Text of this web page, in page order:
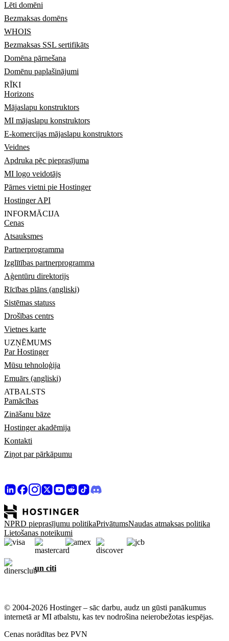
Lēti domēni
Bezmaksas domēns
WHOIS
Bezmaksas SSL sertifikāts
Domēna pārnešana
Domēnu paplašinājumi
RĪKI
Horizons
Mājaslapu konstruktors
MI mājaslapu konstruktors
E-komercijas mājaslapu konstruktors
Veidnes
Apdruka pēc pieprasījuma
MI logo veidotājs
Pārnes vietni pie Hostinger
Hostinger API
INFORMĀCIJA
Cenas
Atsauksmes
Partnerprogramma
Izglītības partnerprogramma
Aģentūru direktorijs
Rīcības plāns (angliski)
Sistēmas statuss
Drošības centrs
Vietnes karte
UZŅĒMUMS
Par Hostinger
Mūsu tehnoloģija
Emuārs (angliski)
ATBALSTS
Pamācības
Zināšanu bāze
Hostinger akadēmija
Kontakti
Ziņot par pārkāpumu
NPRD pieprasījumu politikaPrivātumsNaudas atmaksas politika
Lietošanas noteikumi
un citi
© 2004-2026 Hostinger – sāc darbu, audz un gūsti panākumus
internetā ar MI atbalstu, kas tev nodrošina neierobežotas iespējas.
Cenas norādītas bez PVN